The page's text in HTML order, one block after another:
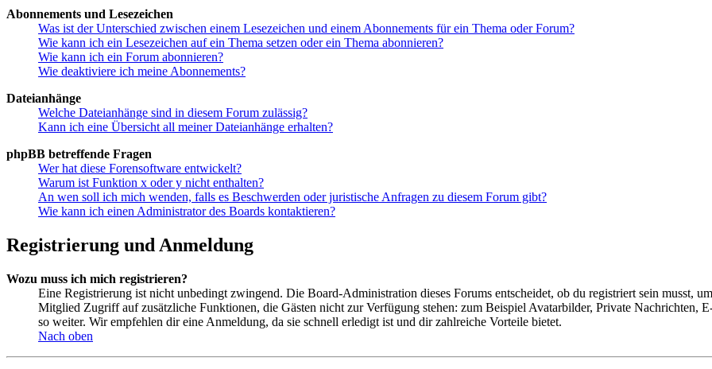
Abonnements und Lesezeichen
Was ist der Unterschied zwischen einem Lesezeichen und einem Abonnements für ein Thema oder Forum?
Wie kann ich ein Lesezeichen auf ein Thema setzen oder ein Thema abonnieren?
Wie kann ich ein Forum abonnieren?
Wie deaktiviere ich meine Abonnements?
Dateianhänge
Welche Dateianhänge sind in diesem Forum zulässig?
Kann ich eine Übersicht all meiner Dateianhänge erhalten?
phpBB betreffende Fragen
Wer hat diese Forensoftware entwickelt?
Warum ist Funktion x oder y nicht enthalten?
An wen soll ich mich wenden, falls es Beschwerden oder juristische Anfragen zu diesem Forum gibt?
Wie kann ich einen Administrator des Boards kontaktieren?
Registrierung und Anmeldung
Wozu muss ich mich registrieren?
Eine Registrierung ist nicht unbedingt zwingend. Die Board-Administration dieses Forums entscheidet, ob du registriert sein musst,
Mitglied Zugriff auf zusätzliche Funktionen, die Gästen nicht zur Verfügung stehen: zum Beispiel Avatarbilder, Private Nachrichten,
so weiter. Wir empfehlen dir eine Anmeldung, da sie schnell erledigt ist und dir zahlreiche Vorteile bietet.
Nach oben